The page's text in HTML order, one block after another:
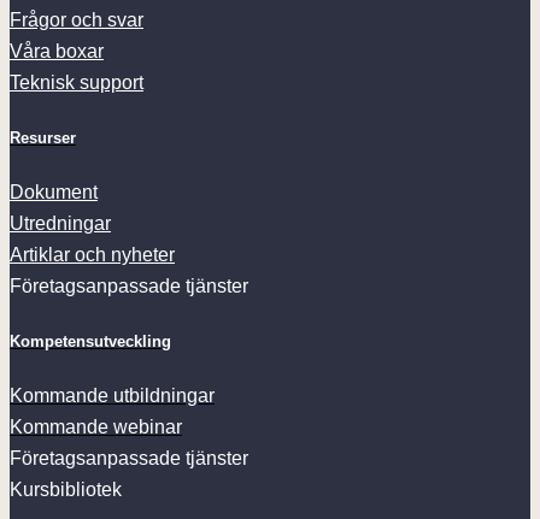
Frågor och svar
Våra boxar
Teknisk support
Resurser
Dokument
Utredningar
Artiklar och nyheter
Företagsanpassade tjänster
Kompetensutveckling
Kommande utbildningar
Kommande webinar
Företagsanpassade tjänster
Kursbibliotek